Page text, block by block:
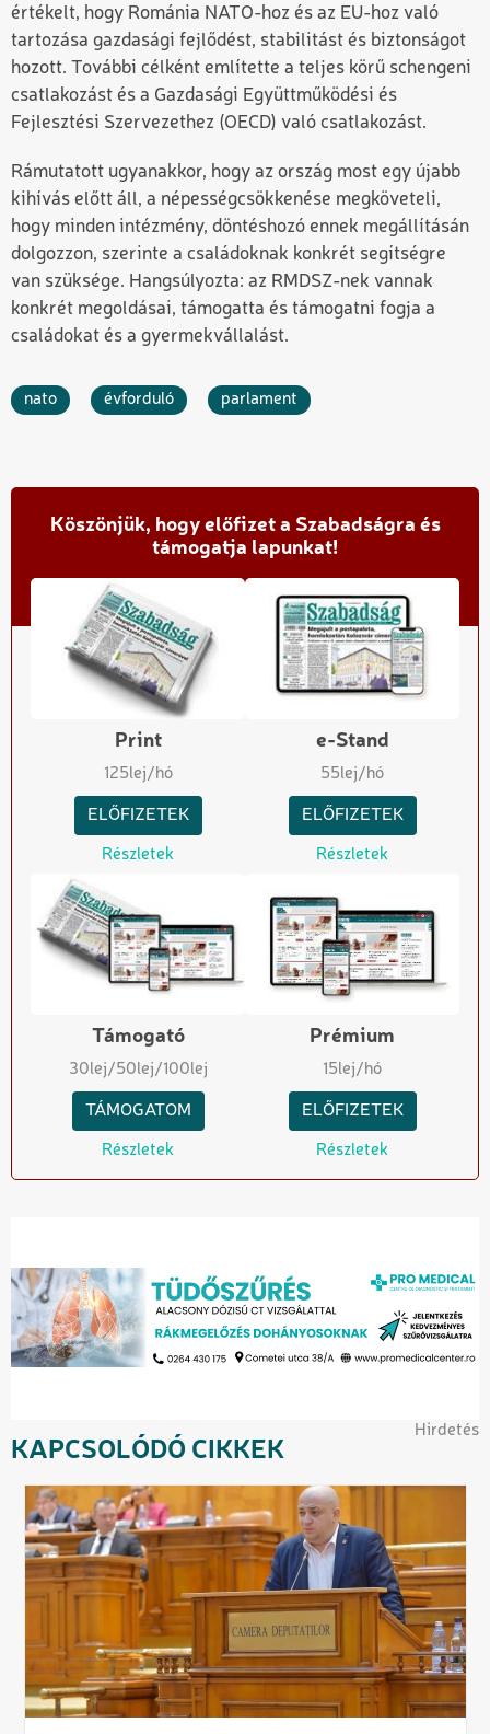
értékelt, hogy Románia NATO-hoz és az EU-hoz való
tartozása gazdasági fejlődést, stabilitást és biztonságot
hozott. További célként említette a teljes körű schengeni
csatlakozást és a Gazdasági Együttműködési és
Fejlesztési Szervezethez (OECD) való csatlakozást.
Rámutatott ugyanakkor, hogy az ország most egy újabb
kihívás előtt áll, a népességcsökkenése megköveteli,
hogy minden intézmény, döntéshozó ennek megállításán
dolgozzon, szerinte a családoknak konkrét segítségre
van szüksége. Hangsúlyozta: az RMDSZ-nek vannak
konkrét megoldásai, támogatta és támogatni fogja a
családokat és a gyermekvállalást.
nato évforduló parlament
Köszönjük, hogy előfizet a Szabadságra és
támogatja lapunkat!
Print
125lej/hó
ELŐFIZETEK
Részletek
e-Stand
55lej/hó
ELŐFIZETEK
Részletek
Támogató
30lej/50lej/100lej
TÁMOGATOM
Részletek
Prémium
15lej/hó
ELŐFIZETEK
Részletek
Hirdetés
KAPCSOLÓDÓ CIKKEK